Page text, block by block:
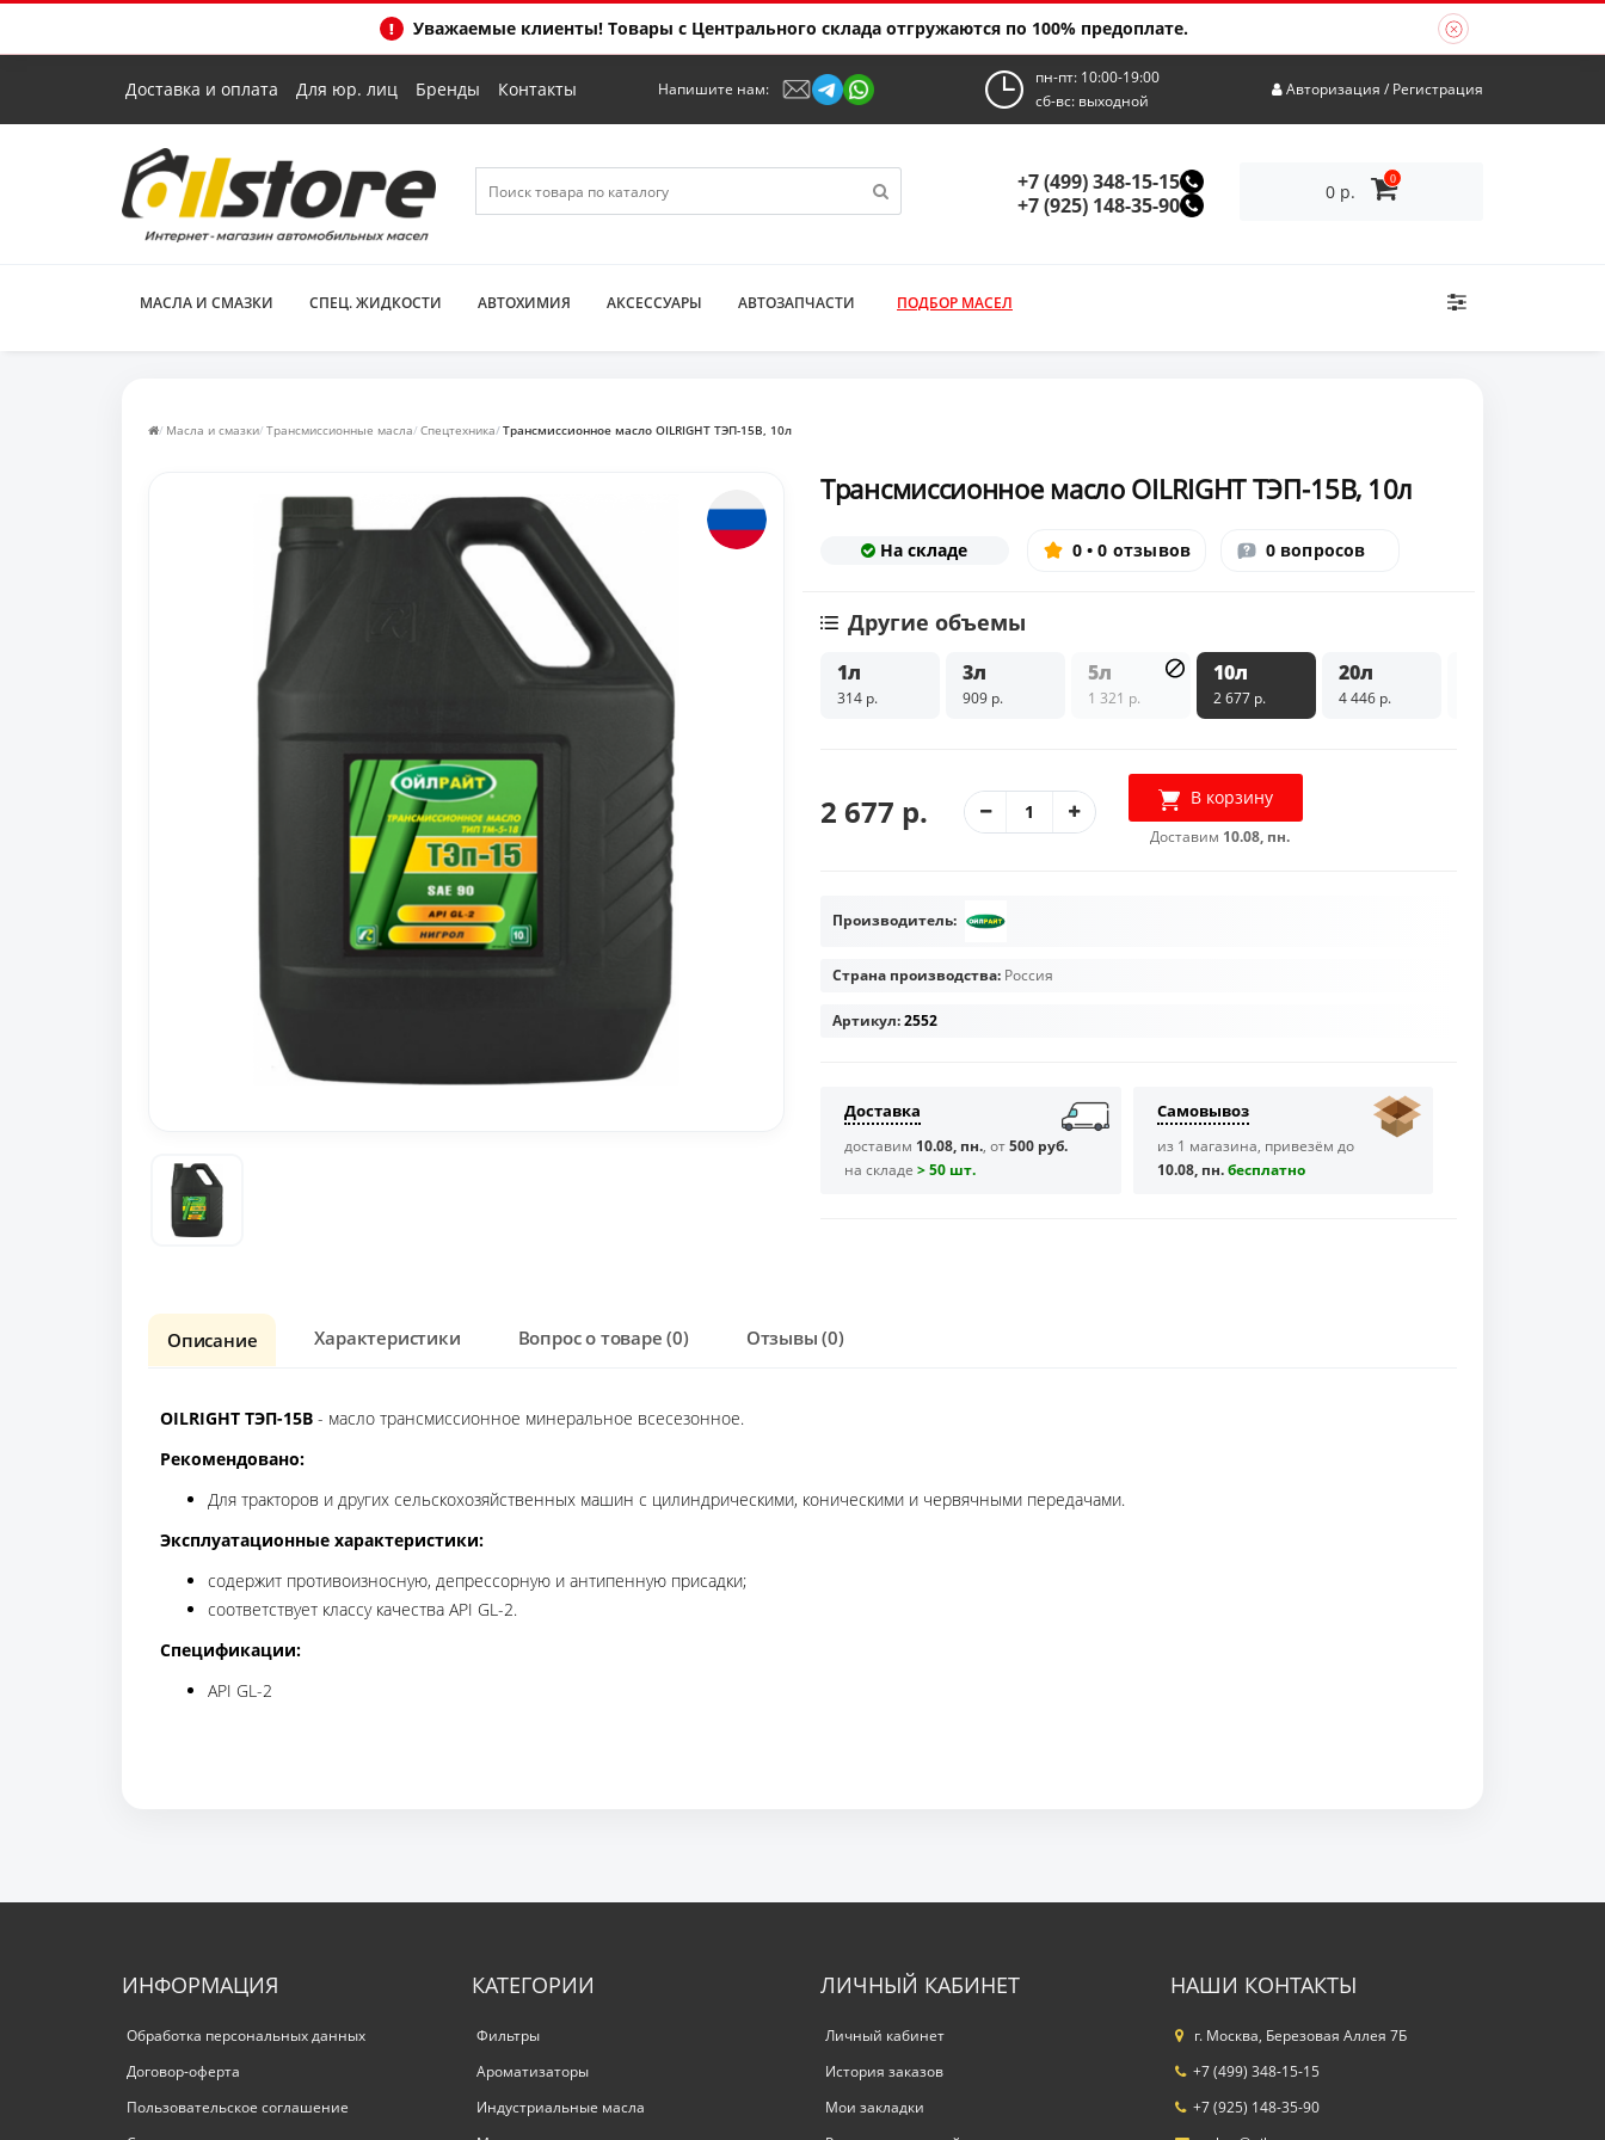
Уважаемые клиенты! Товары с Центрального склада отгружаются по 100% предоплате.
Доставка и оплата Для юр. лиц Бренды Контакты Напишите нам:
пн-пт: 10:00-19:00
сб-вс: выходной
Авторизация / Регистрация
+7 (499) 348-15-15
+7 (925) 148-35-90
0 р.
0
МАСЛА И СМАЗКИ СПЕЦ. ЖИДКОСТИ АВТОХИМИЯ АКСЕССУАРЫ АВТОЗАПЧАСТИ ПОДБОР МАСЕЛ
Масла и смазки Трансмиссионные масла Спецтехника Tрансмиссионное масло OILRIGHT ТЭП-15В, 10л
Tрансмиссионное масло OILRIGHT ТЭП-15В, 10л
На складе 0 • 0 отзывов 0 вопросов
Другие объемы
1л
314 р.
3л
909 р.
5л
1 321 р.
10л
2 677 р.
20л
4 446 р.
2 677 р. В корзину
Доставим 10.08, пн.
Производитель:
Страна производства: Россия
Артикул:2552
Доставка
доставим 10.08, пн., от500 руб.
на складе > 50 шт.
Самовывоз
из 1 магазина, привезём до
10.08, пн.бесплaтно
Описание Характеристики Вопрос о товаре (0) Отзывы (0)
OILRIGHT ТЭП-15В - масло трансмиссионное минеральное всесезонное.
Рекомендовано:
Для тракторов и других сельскохозяйственных машин с цилиндрическими, коническими и червячными передачами.
Эксплуатационные характеристики:
содержит противоизносную, депрессорную и антипенную присадки;
соответствует классу качества API GL-2.
Спецификации:
API GL-2
ИНФОРМАЦИЯ
Обработка персональных данных
Договор-оферта
Пользовательское соглашение
КАТЕГОРИИ
Фильтры
Ароматизаторы
Индустриальные масла
ЛИЧНЫЙ КАБИНЕТ
Личный кабинет
История заказов
Мои закладки
НАШИ КОНТАКТЫ
г. Москва, Березовая Аллея 7Б
+7 (499) 348-15-15
+7 (925) 148-35-90